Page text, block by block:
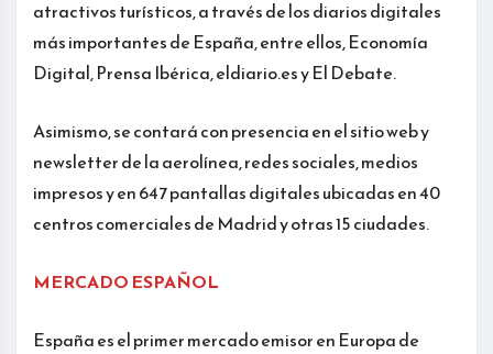
atractivos turísticos, a través de los diarios digitales
más importantes de España, entre ellos, Economía
Digital, Prensa Ibérica, eldiario.es y El Debate.
Asimismo, se contará con presencia en el sitio web y
newsletter de la aerolínea, redes sociales, medios
impresos y en 647 pantallas digitales ubicadas en 40
centros comerciales de Madrid y otras 15 ciudades.
MERCADO ESPAÑOL
España es el primer mercado emisor en Europa de